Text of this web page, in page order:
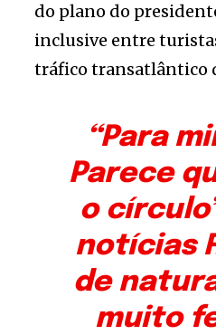
do plano do
inclusive entre
tráfico transatlântico
“Para
Parece
o
notícias
de
muito